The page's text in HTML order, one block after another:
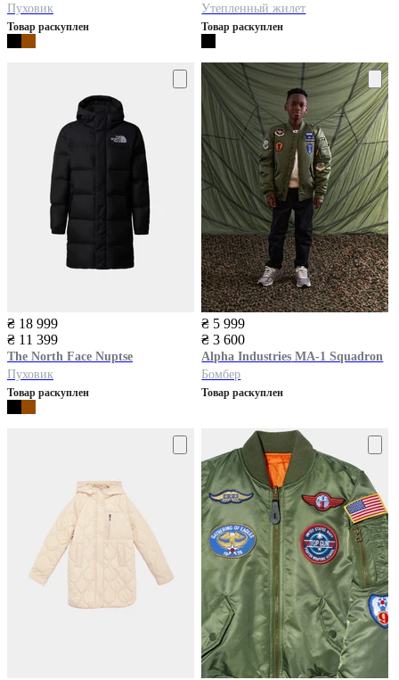
Пуховик
Товар раскуплен
Утепленный жилет
Товар раскуплен
₴ 18 999
₴ 11 399
The North Face Nuptse
Пуховик
Товар раскуплен
₴ 5 999
₴ 3 600
Alpha Industries MA-1 Squadron
Бомбер
Товар раскуплен